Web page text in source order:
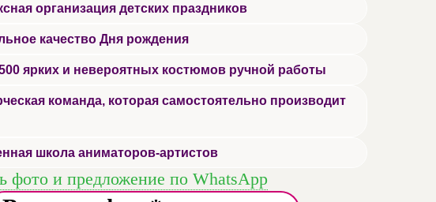
организация детских праздников
качество Дня рождения
ярких и невероятных костюмов ручной работы
команда, которая самостоятельно производит
школа аниматоров-артистов
фото и предложение по WhatsApp